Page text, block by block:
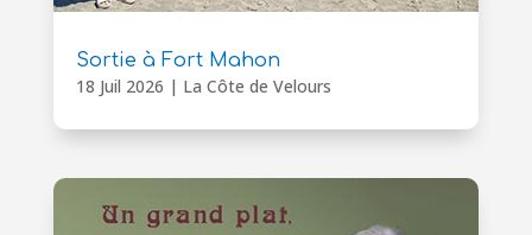
Sortie à Fort Mahon
18 Juil 2026 | La Côte de Velours